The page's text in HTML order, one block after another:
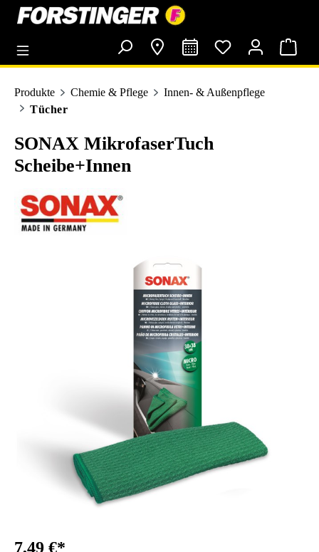
springen
Produkte Chemie & Pflege
Innen- & Außenpflege
Tücher
SONAX MikrofaserTuch
Scheibe+Innen
7,49 €*